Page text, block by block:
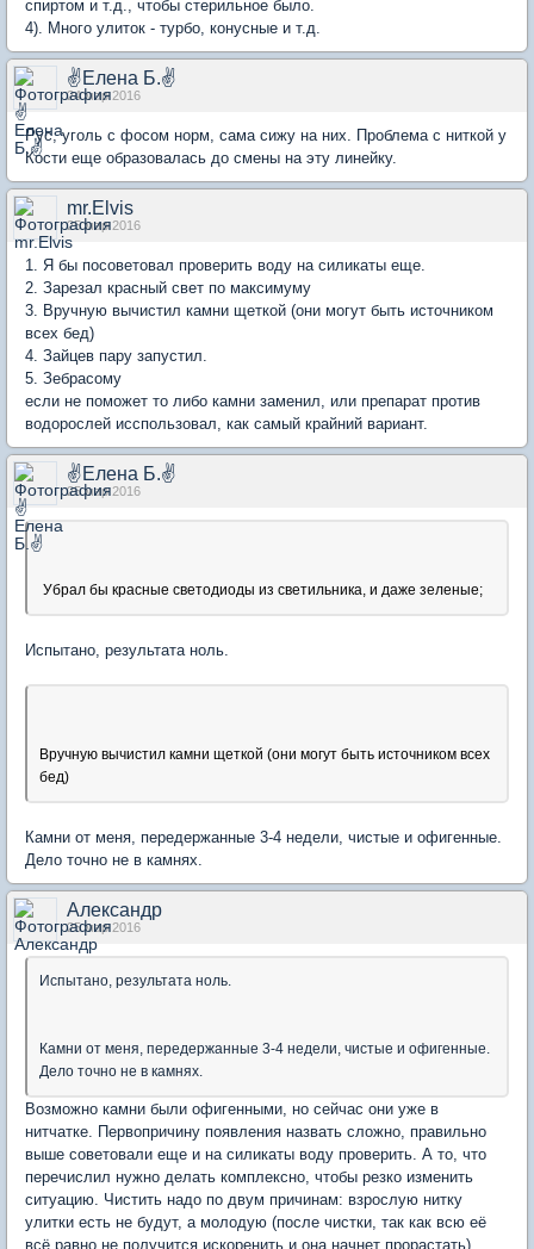
спиртом и т.д., чтобы стерильное было.
4). Много улиток - турбо, конусные и т.д.
✌Елена Б.✌
24 мар 2016
Рус, уголь с фосом норм, сама сижу на них. Проблема с ниткой у
Кости еще образовалась до смены на эту линейку.
mr.Elvis
25 мар 2016
1. Я бы посоветовал проверить воду на силикаты еще.
2. Зарезал красный свет по максимуму
3. Вручную вычистил камни щеткой (они могут быть источником
всех бед)
4. Зайцев пару запустил.
5. Зебрасому
если не поможет то либо камни заменил, или препарат против
водорослей исспользовал, как самый крайний вариант.
✌Елена Б.✌
25 мар 2016
Убрал бы красные светодиоды из светильника, и даже зеленые;
Испытано, результата ноль.
Вручную вычистил камни щеткой (они могут быть источником всех
бед)
Камни от меня, передержанные 3-4 недели, чистые и офигенные.
Дело точно не в камнях.
Александр
25 мар 2016
Испытано, результата ноль.
Камни от меня, передержанные 3-4 недели, чистые и офигенные.
Дело точно не в камнях.
Возможно камни были офигенными, но сейчас они уже в
нитчатке. Первопричину появления назвать сложно, правильно
выше советовали еще и на силикаты воду проверить. А то, что
перечислил нужно делать комплексно, чтобы резко изменить
ситуацию. Чистить надо по двум причинам: взрослую нитку
улитки есть не будут, а молодую (после чистки, так как всю её
всё равно не получится искоренить и она начнет прорастать)